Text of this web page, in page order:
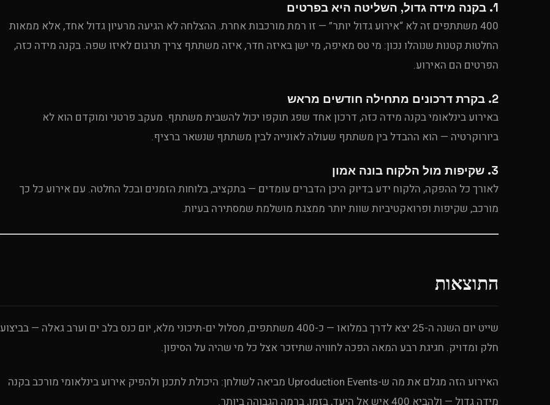
1. בקנה מידה גדול, השליטה היא בפרטים
400 משתתפים זה לא “אירוע גדול יותר” — זו רמת מורכבות אחרת. ההצלחה לא הגיעה מרעיון גדול אחד, אלא ממאות
החלטות קטנות שנוהלו נכון: מי טס מאיפה, מי ישן באיזה חדר, איזה משתתף צריך תרגום לאיזו שפה. בקנה מידה כזה,
הפרטים הם האירוע.
2. בקרת דרכונים מתחילה חודשים מראש
באירוע בינלאומי בקנה מידה כזה, דרכון אחד שפג תוקפו יכול להשבית משתתף. מעקב פרטני ומוקדם הוא לא
ביורוקרטיה — הוא ההבדל בין משתתף שעולה לאונייה לבין משתתף שנשאר ברציף.
3. שקיפות מול הלקוח בונה אמון
לאורך כל ההפקה, הלקוח ידע בדיוק היכן הדברים עומדים — בתקציב, בלוחות הזמנים ובכל החלטה. עם אירוע כל כך
מורכב, שקיפות ופרואקטיביות שוות יותר ממצגת מושלמת שמסתירה בעיות.
התוצאות
שייט יום השנה ה-25 יצא לדרך במלואו — כ-400 משתתפים, מסלול ים-תיכוני מלא, יום כנס בלב ים וערב גאלה — בביצוע
חלק ומדויק. חגיגת רבע המאה הפכה לחוויה שתיזכר אצל כל מי שהיה על הסיפון.
האירוע הזה מגלם את מה ש-Uproduction Events מביאה לשולחן: היכולת לתכנן ולהפיק אירוע בינלאומי מורכב בקנה
מידה גדול — ולהביא 400 איש אל היעד, בזמן, ברמה הגבוהה ביותר.